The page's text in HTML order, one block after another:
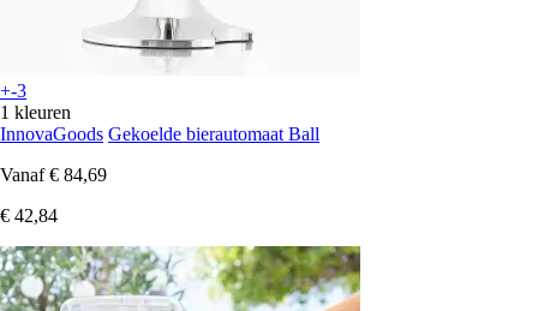
+-3
1 kleuren
InnovaGoods Gekoelde bierautomaat Ball
Vanaf € 84,69
€ 42,84